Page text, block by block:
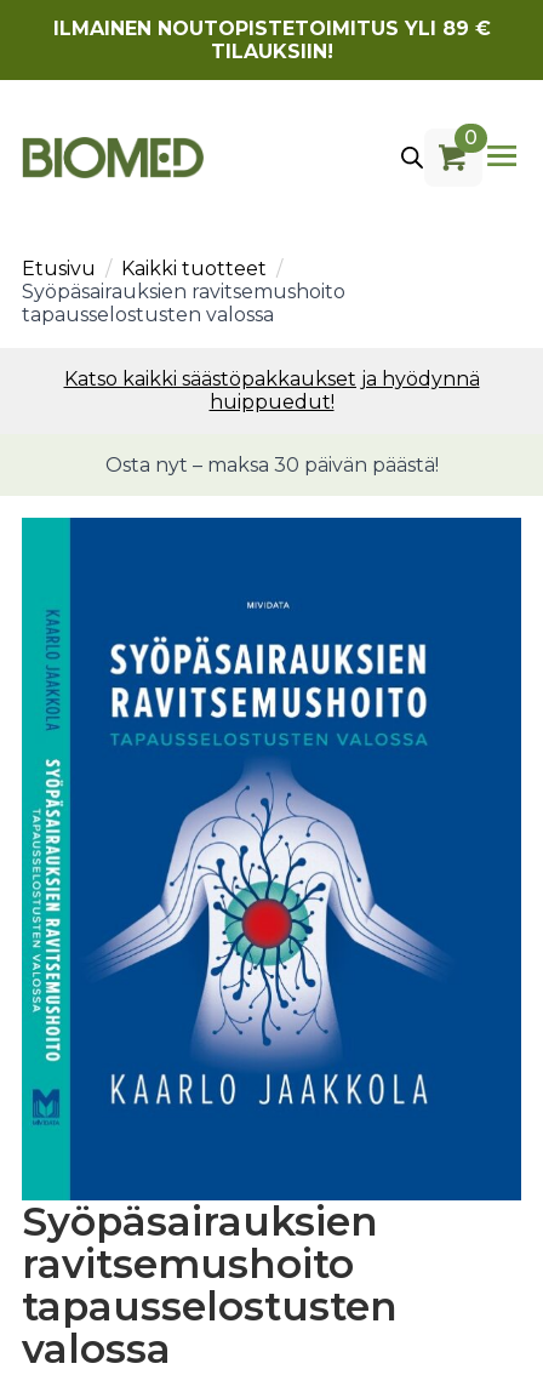
ILMAINEN NOUTOPISTETOIMITUS YLI 89 €
TILAUKSIIN!
0
Etusivu
Kaikki tuotteet
Syöpäsairauksien ravitsemushoito
tapausselostusten valossa
Katso kaikki säästöpakkaukset ja hyödynnä
huippuedut!
Osta nyt – maksa 30 päivän päästä!
Syöpäsairauksien
ravitsemushoito
tapausselostusten
valossa